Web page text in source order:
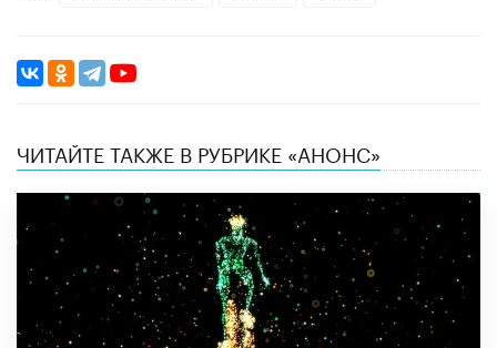
ЧИТАЙТЕ ТАКЖЕ В РУБРИКЕ «АНОНС»